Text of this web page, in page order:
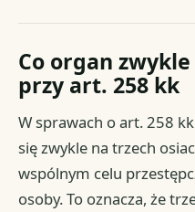
Co organ
przy art. 258 kk
W sprawach o art. 258
się zwykle na trzech
wspólnym celu
osoby. To oznacza, że